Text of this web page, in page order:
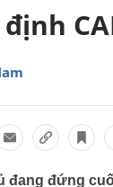
đang đứng